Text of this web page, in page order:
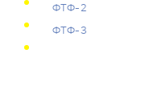
ФТФ-2
ФТФ-3